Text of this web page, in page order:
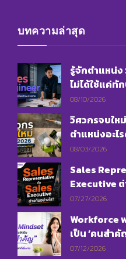
บทความล่าสุด
รู้จักตำแหน่ง
ไม่ได้ใช้แค่ทั
08/10/2026
วิศวกรจบให
ตำแหน่งอะไ
08/03/2026
Sales
Executive ต่
07/27/2026
Workforce
เป็น ‘คนสำ
07/12/2026